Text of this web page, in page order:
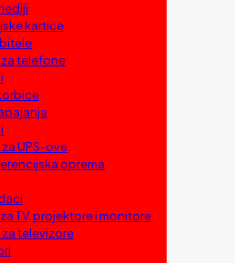
kartice
telefone
UPS-ove
oprema
TV, projektore i monitore
televizore